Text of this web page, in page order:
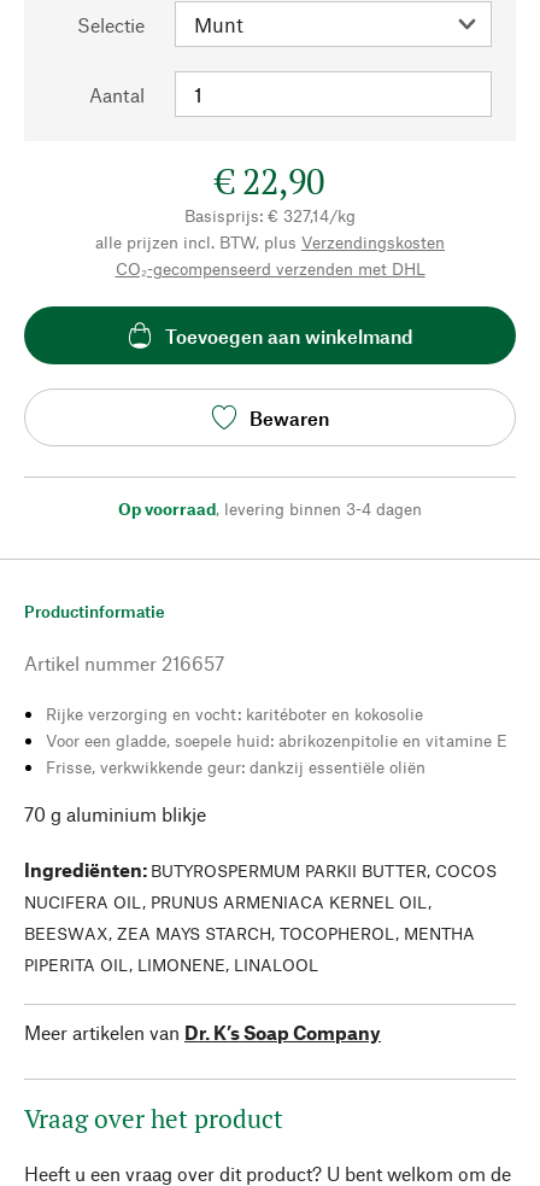
Selectie
Aantal
€ 22,90
Basisprijs: € 327,14/kg
alle prijzen incl. BTW, plus Verzendingskosten
CO₂-gecompenseerd verzenden met DHL
Toevoegen aan winkelmand
Bewaren
Op voorraad, levering binnen 3-4 dagen
Productinformatie
Artikel nummer 216657
Rijke verzorging en vocht: karitéboter en kokosolie
Voor een gladde, soepele huid: abrikozenpitolie en vitamine E
Frisse, verkwikkende geur: dankzij essentiële oliën
70 g aluminium blikje
Ingrediënten: BUTYROSPERMUM PARKII BUTTER, COCOS
NUCIFERA OIL, PRUNUS ARMENIACA KERNEL OIL,
BEESWAX, ZEA MAYS STARCH, TOCOPHEROL, MENTHA
PIPERITA OIL, LIMONENE, LINALOOL
Meer artikelen van Dr. K’s Soap Company
Vraag over het product
Heeft u een vraag over dit product? U bent welkom om de